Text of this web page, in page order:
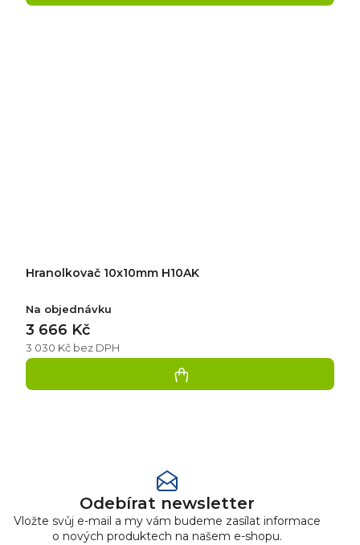
Hranolkovač 10x10mm H10AK
Na objednávku
3 030 Kč bez DPH
3 666 Kč
Odebírat newsletter
Vložte svůj e-mail a my vám budeme zasílat informace
o nových produktech na našem e-shopu.